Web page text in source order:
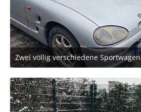
Zwei völlig verschiedene Sportwagen
24. Mai 2026 um 08:26
1